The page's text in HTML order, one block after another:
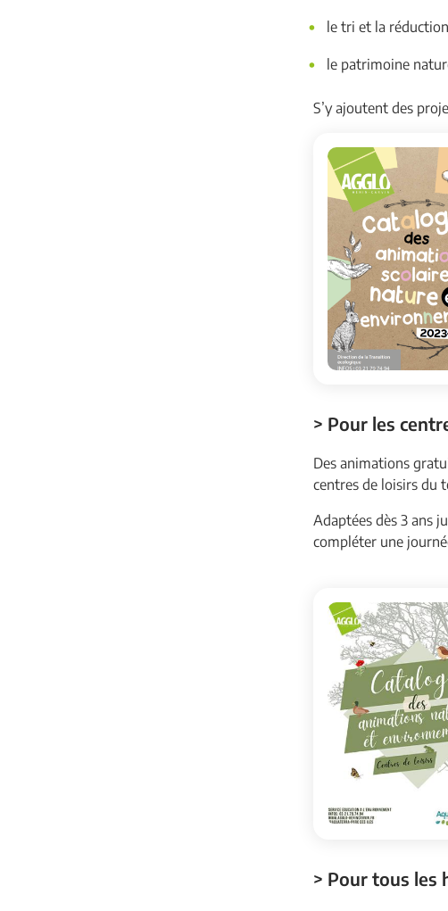
le tri et la
le patrimoine
S’y ajoutent des
> Pour les
Des animations
centres de loisirs du
Adaptées dès 3 ans
compléter une
> Pour tous les